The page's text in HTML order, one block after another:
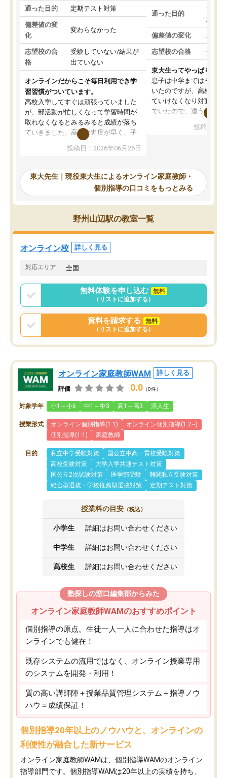
通った目的 定期テスト対策
偏差値の変
化
変わらなかった
志望校の合
格
受験していない/結果が
出ていない
オンラインだからこそ毎日利用でき学
習習慣がついています。
高校入学してすぐは頑張っていました
が、部活動が忙しくなって学習時間が
取れなくなるとみるみると成績が落ち
ていきました。高校の進度が早く、子
供も家に帰って勉強の話すると嫌な反
応を示します。東大先生にお願いして
れるので、親としても安心です。毎日
使える自習室とかもあり、わからない
ところがあれば先生が回答してくれる
のも重宝しています。
投稿日：2026年06月26日
通った目的
大学
対策
偏差値の変化 上が
志望校の合格 合格
東大生ってやっぱりすご
息子は中学まではそこそ
いたのですが、高校に入
ていけなくなり対面の塾
でいたので、違うアプロ
で、当初は模試でD判定
自習室が毎日使えていつ
るのが心強かったよう
謝です。
投稿日：
東大先生｜現役東大生によるオンライン家庭教師・
個別指導の口コミをもっとみる
野州山辺駅の教室一覧
オンライン校 詳しく見る
対応エリア 全国
無料体験を申し込む
無料
（リストに追加する）
資料を請求する
無料
（リストに追加する）
オンライン家庭教師WAM 詳しく見る
評価 0.0 （0件）
対象学年 小1～小6 中1～中3 高1～高3 浪人生
授業形式 オンライン個別指導(1:1)
オンライン個別指導(1:2~)
個別指導(1:1)
家庭教師
目的 私立中学受験対策
国公立中高一貫校受験対策
高校受験対策
大学入学共通テスト対策
国公立2次試験対策
医学部受験
難関私立受験対策
総合型選抜・学校推薦型選抜対策
定期テスト対策
授業料の目安 （税込）
小学生 詳細はお問い合わせください
中学生 詳細はお問い合わせください
高校生 詳細はお問い合わせください
塾探しの窓口編集部からみた
オンライン家庭教師WAMのおすすめポイント
個別指導の原点。生徒一人一人に合わせた指導はオ
ンラインでも健在！
既存システムの流用ではなく、オンライン授業専用
のシステムを開発・利用！
質の高い講師陣＋授業品質管理システム＋指導ノウ
ハウ＝成績保証！
個別指導20年以上のノウハウと、オンラインの
利便性が融合した新サービス
オンライン家庭教師WAMは、個別指導WAMのオンライン
指導部門です。個別指導WAMは20年以上の実績を持ち、